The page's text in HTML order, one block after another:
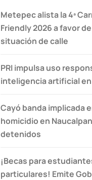
Metepec alista la 4ª
Friendly 2026 a favor
situación de calle
PRI impulsa uso
inteligencia artificial
Cayó banda implicada
homicidio en
detenidos
¡Becas para
particulares! Emite